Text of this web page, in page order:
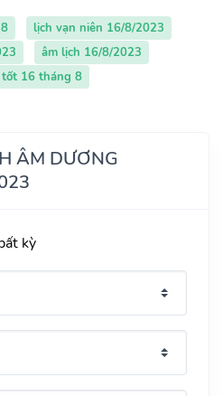
lịch vạn niên 16/8/2023
âm lịch 16/8/2023
16 tháng 8
ÂM DƯƠNG
kỳ